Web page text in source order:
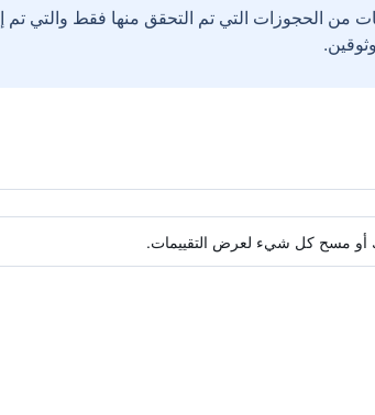
من الحجوزات التي تم التحقق منها فقط والتي
أو مسح كل شيء لعرض التقييمات.